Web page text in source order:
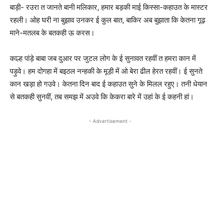
बाड़ी- रउरा त जानते बानी मलिकार, हमार बड़की माई किस्सा-कहाउत के मास्टर
रहली। ओह घरी ना बुझाव उनकर ई कुल बात, बाकिर अब बुझाता कि केतना गूढ़
माने-मतलब के बतकही ऊ करस।
काल्ह पांड़े बाबा जब दुआर पर जुटल लोग के ई सुनावत रहवीं त हमरा कान में
पड़ुवे। हम दोगहा में बइठल नन्हकी के मूड़ी में ओ बेरा ढील हेरत रहवीं। ई सुनते
कान खड़ा हो गउवे। केतना दिन बाद ई कहाउत सुने के मिलल रहुए। तनी धेयान
से बतकही सुनवीं, तब समझ में अउवे कि केकरा बारे में उहां के ई कहनी हां।
- Advertisement -